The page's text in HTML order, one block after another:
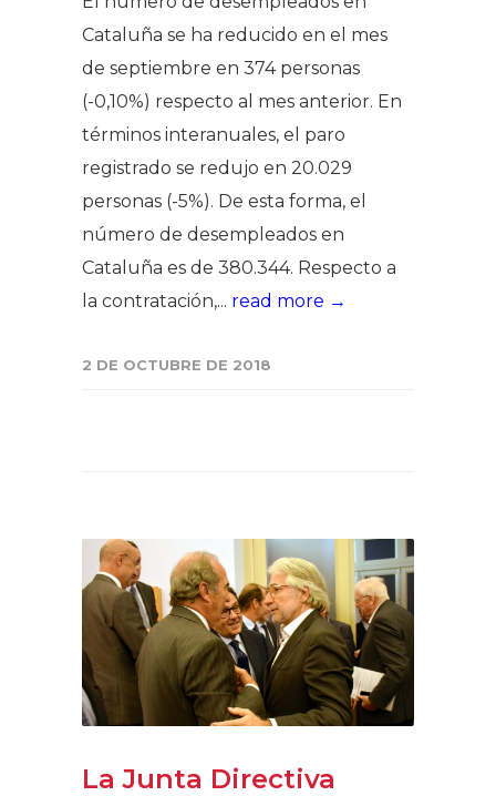
Cataluña se ha reducido en el mes
de septiembre en 374 personas
(-0,10%) respecto al mes anterior. En
términos interanuales, el paro
registrado se redujo en 20.029
personas (-5%). De esta forma, el
número de desempleados en
Cataluña es de 380.344. Respecto a
la contratación,... read more →
2 DE OCTUBRE DE 2018
La Junta Directiva